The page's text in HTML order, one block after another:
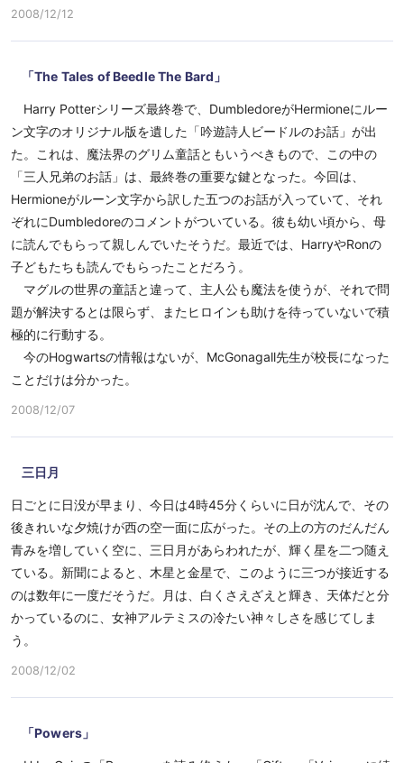
2008/12/12
「The Tales of Beedle The Bard」
Harry Potterシリーズ最終巻で、DumbledoreがHermioneにルー
ン文字のオリジナル版を遺した「吟遊詩人ビードルのお話」が出
た。これは、魔法界のグリム童話ともいうべきもので、この中の
「三人兄弟のお話」は、最終巻の重要な鍵となった。今回は、
Hermioneがルーン文字から訳した五つのお話が入っていて、それ
ぞれにDumbledoreのコメントがついている。彼も幼い頃から、母
に読んでもらって親しんでいたそうだ。最近では、HarryやRonの
子どもたちも読んでもらったことだろう。
マグルの世界の童話と違って、主人公も魔法を使うが、それで問
題が解決するとは限らず、またヒロインも助けを待っていないで積
極的に行動する。
今のHogwartsの情報はないが、McGonagall先生が校長になった
ことだけは分かった。
2008/12/07
三日月
日ごとに日没が早まり、今日は4時45分くらいに日が沈んで、その
後きれいな夕焼けが西の空一面に広がった。その上の方のだんだん
青みを増していく空に、三日月があらわれたが、輝く星を二つ随え
ている。新聞によると、木星と金星で、このように三つが接近する
のは数年に一度だそうだ。月は、白くさえざえと輝き、天体だと分
かっているのに、女神アルテミスの冷たい神々しさを感じてしま
う。
2008/12/02
「Powers」